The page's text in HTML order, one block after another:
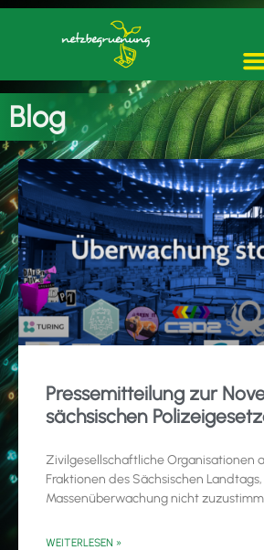
Blog
Pressemitteilung zur
sächsischen
Zivilgesellschaftliche Organisationen
Fraktionen des Sächsischen
Massenüberwachung nicht
WEITERLESEN »